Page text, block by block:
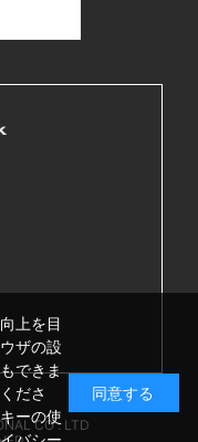
CO . LTD
上を目
ザの設
できま
ださ
ーの使
同意する